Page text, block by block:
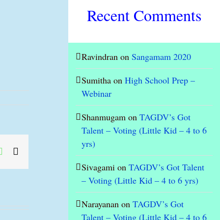
whatsapp
Recent Comments
Ravindranon Sangamam 2020
Sumithaon High School Prep –
Webinar
Shanmugamon TAGDV’s Got
Talent – Voting (Little Kid – 4 to 6
yrs)
Sivagamion TAGDV’s Got Talent
– Voting (Little Kid – 4 to 6 yrs)
Narayananon TAGDV’s Got
Talent – Voting (Little Kid – 4 to 6